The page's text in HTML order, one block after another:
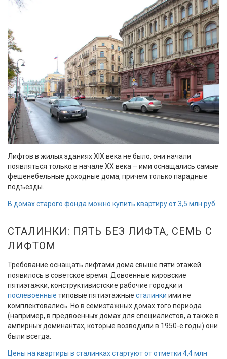
Лифтов в жилых зданиях ХIХ века не было, они начали
появляться только в начале XX века – ими оснащались самые
фешенебельные доходные дома, причем только парадные
подъезды.
В домах старого фонда можно купить квартиру от 3,5 млн руб.
СТАЛИНКИ: ПЯТЬ БЕЗ ЛИФТА, СЕМЬ С
ЛИФТОМ
Требование оснащать лифтами дома свыше пяти этажей
появилось в советское время. Довоенные кировские
пятиэтажки, конструктивистские рабочие городки и
послевоенные типовые пятиэтажные сталинки ими не
комплектовались. Но в семиэтажных домах того периода
(например, в предвоенных домах для специалистов, а также в
ампирных доминантах, которые возводили в 1950-е годы) они
были всегда.
Цены на квартиры в сталинках стартуют от отметки 4,4 млн